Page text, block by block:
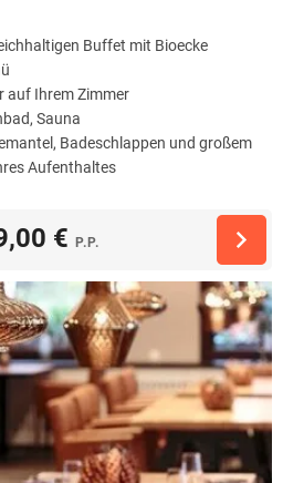
Buffet mit Bioecke
auf Ihrem Zimmer
Sauna
Badeschlappen und großem
Aufenthaltes
€ P.P.